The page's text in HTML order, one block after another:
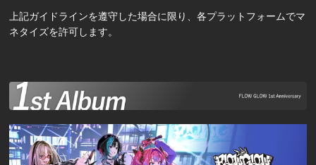
上記ガイドラインを遵守した場合に限り、各プラットフォームでマ
ネタイズを許可します。